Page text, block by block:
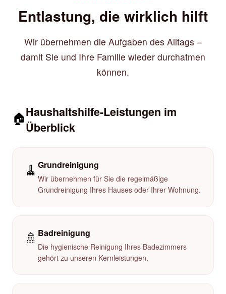
Entlastung, die wirklich hilft
Wir übernehmen die Aufgaben des Alltags –
damit Sie und Ihre Familie wieder durchatmen
können.
🏠Haushaltshilfe-Leistungen im
Überblick
🧹 Grundreinigung
Wir übernehmen für Sie die regelmäßige
Grundreinigung Ihres Hauses oder Ihrer Wohnung.
🚿 Badreinigung
Die hygienische Reinigung Ihres Badezimmers
gehört zu unseren Kernleistungen.